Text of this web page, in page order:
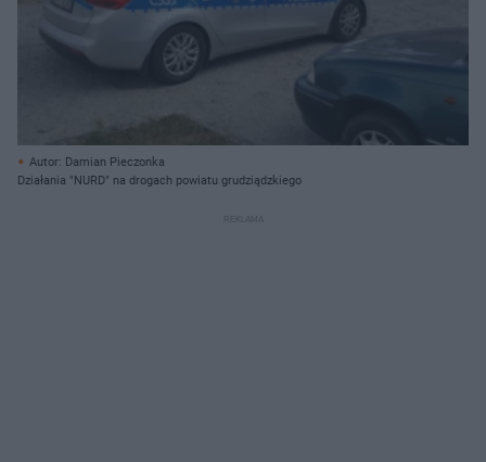
Autor: Damian Pieczonka
Działania "NURD" na drogach powiatu grudziądzkiego